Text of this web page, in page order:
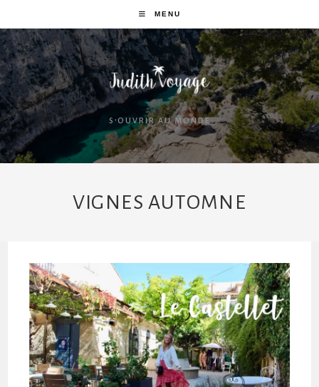
MENU
S'OUVRIR AU MONDE
VIGNES AUTOMNE